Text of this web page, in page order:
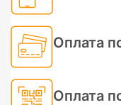
Оплата
Оплата